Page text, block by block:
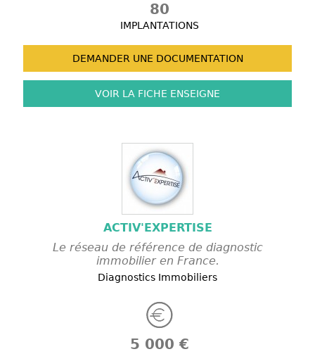
80
IMPLANTATIONS
DEMANDER UNE DOCUMENTATION
VOIR LA FICHE ENSEIGNE
ACTIV'EXPERTISE
Le réseau de référence de diagnostic
immobilier en France.
Diagnostics Immobiliers
5 000 €